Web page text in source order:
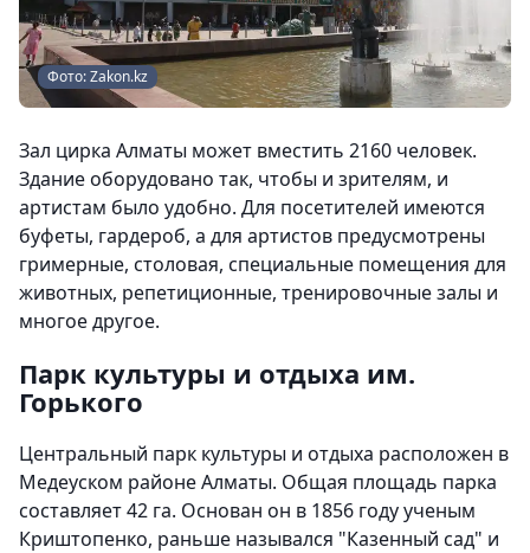
Фото: Zakon.kz
Зал цирка Алматы может вместить 2160 человек.
Здание оборудовано так, чтобы и зрителям, и
артистам было удобно. Для посетителей имеются
буфеты, гардероб, а для артистов предусмотрены
гримерные, столовая, специальные помещения для
животных, репетиционные, тренировочные залы и
многое другое.
Парк культуры и отдыха им.
Горького
Центральный парк культуры и отдыха расположен в
Медеуском районе Алматы. Общая площадь парка
составляет 42 га. Основан он в 1856 году ученым
Криштопенко, раньше назывался "Казенный сад" и